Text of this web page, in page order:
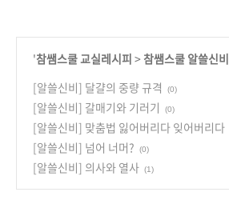
'참쌤스쿨 교실레시피 > 참쌤스쿨 알쓸신비
[알쓸신비] 달걀의 중량 규격
(0)
[알쓸신비] 갈매기와 기러기 (0)
[알쓸신비] 맞춤법 잃어버리다 잊어버리다
[알쓸신비] 넘어 너머? (0)
[알쓸신비] 의사와 열사 (1)